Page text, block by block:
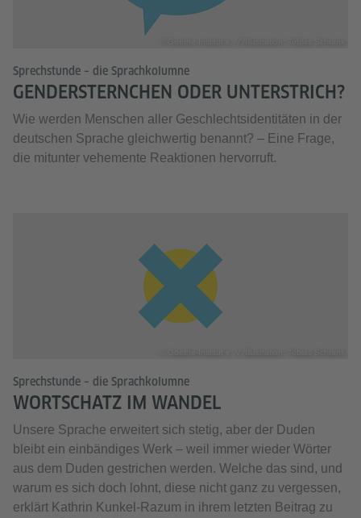
Sprechstunde – die Sprachkolumne
GENDERSTERNCHEN ODER UNTERSTRICH?
Wie werden Menschen aller Geschlechtsidentitäten in der
deutschen Sprache gleichwertig benannt? – Eine Frage,
die mitunter vehemente Reaktionen hervorruft.
Sprechstunde – die Sprachkolumne
WORTSCHATZ IM WANDEL
Unsere Sprache erweitert sich stetig, aber der Duden
bleibt ein einbändiges Werk – weil immer wieder Wörter
aus dem Duden gestrichen werden. Welche das sind, und
warum es sich doch lohnt, diese nicht ganz zu vergessen,
erklärt Kathrin Kunkel-Razum in ihrem letzten Beitrag zu